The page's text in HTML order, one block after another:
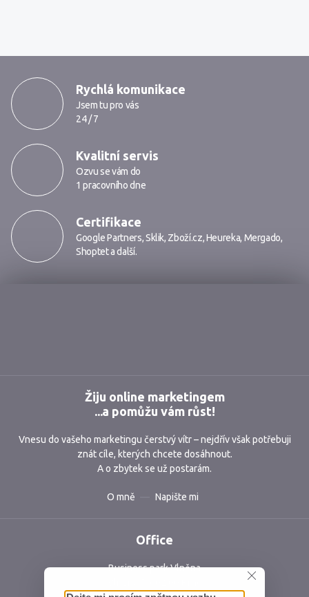
MarkMedia
Rychlá komunikace
Jsem tu pro vás
24 / 7
Kvalitní servis
Ozvu se vám do
1 pracovního dne
Certifikace
Google Partners,Sklik, Zboží.cz,Heureka, Mergado,
Shopteta další.
Žiju online marketingem
...a pomůžu vám růst!
Vnesu do vašeho marketingu čerstvý vítr – nejdřív však potřebuji
znát cíle, kterých chcete dosáhnout.
A o zbytek se už postarám.
O mně Napište mi
Office
Business park Vlněna